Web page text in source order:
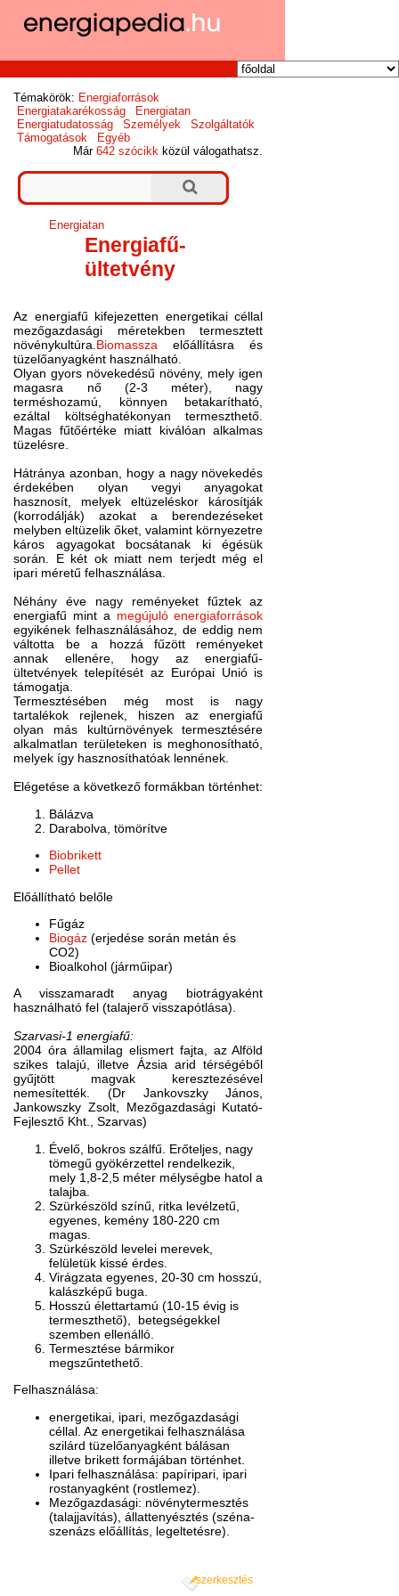
Témakörök: Energiaforrások
Energiatakarékosság
Energiatan
Energiatudatosság
Személyek
Szolgáltatók
Támogatások
Egyéb
Már642 szócikk közül válogathatsz.
Energiatan
Energiafű-
ültetvény
Az energiafű kifejezetten energetikai céllal
mezőgazdasági méretekben termesztett
növénykultúra.Biomassza előállításra és
tüzelőanyagként használható.
Olyan gyors növekedésű növény, mely igen
magasra nő (2-3 méter), nagy
terméshozamú, könnyen betakarítható,
ezáltal költséghatékonyan termeszthető.
Magas fűtőértéke miatt kiválóan alkalmas
tüzelésre.
Hátránya azonban, hogy a nagy növekedés
érdekében olyan vegyi anyagokat
hasznosít, melyek eltüzeléskor károsítják
(korrodálják) azokat a berendezéseket
melyben eltüzelik őket, valamint környezetre
káros agyagokat bocsátanak ki égésük
során. E két ok miatt nem terjedt még el
ipari méretű felhasználása.
Néhány éve nagy reményeket fűztek az
energiafű mint a megújuló energiaforrások
egyikének felhasználásához, de eddig nem
váltotta be a hozzá fűzött reményeket
annak ellenére, hogy az energiafű-
ültetvények telepítését az Európai Unió is
támogatja.
Termesztésében még most is nagy
tartalékok rejlenek, hiszen az energiafű
olyan más kultúrnövények termesztésére
alkalmatlan területeken is meghonosítható,
melyek így hasznosíthatóak lennének.
Elégetése a következő formákban történhet:
Bálázva
Darabolva, tömörítve
Biobrikett
Pellet
Előállítható belőle
Fűgáz
Biogáz (erjedése során metán és
CO2)
Bioalkohol (járműipar)
A visszamaradt anyag biotrágyaként
használható fel (talajerő visszapótlása).
Szarvasi-1 energiafű:
2004 óra államilag elismert fajta, az Alföld
szikes talajú, illetve Ázsia arid térségéből
gyűjtött magvak keresztezésével
nemesítették. (Dr Jankovszky János,
Jankowszky Zsolt, Mezőgazdasági Kutató-
Fejlesztő Kht., Szarvas)
Évelő, bokros szálfű. Erőteljes, nagy
tömegű gyökérzettel rendelkezik,
mely 1,8-2,5 méter mélységbe hatol a
talajba.
Szürkészöld színű, ritka levélzetű,
egyenes, kemény 180-220 cm
magas.
Szürkészöld levelei merevek,
felületük kissé érdes.
Virágzata egyenes, 20-30 cm hosszú,
kalászképű buga.
Hosszú élettartamú (10-15 évig is
termeszthető), betegségekkel
szemben ellenálló.
Termesztése bármikor
megszűntethető.
Felhasználása:
energetikai, ipari, mezőgazdasági
céllal. Az energetikai felhasználása
szilárd tüzelőanyagként bálásan
illetve brikett formájában történhet.
Ipari felhasználása: papíripari, ipari
rostanyagként (rostlemez).
Mezőgazdasági: növénytermesztés
(talajjavítás), állattenyésztés (széna-
szenázs előállítás, legeltetésre).
szerkesztés